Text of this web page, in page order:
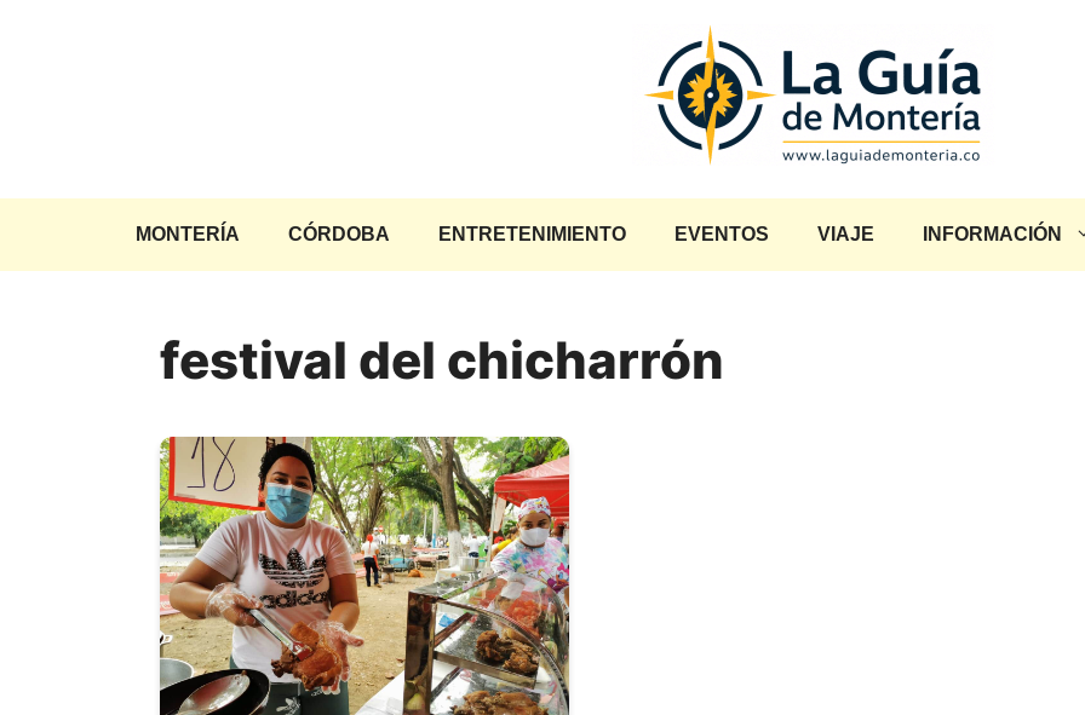
MONTERÍA CÓRDOBA ENTRETENIMIENTO EVENTOS VIAJE INFORMACIÓN
festival del chicharrón